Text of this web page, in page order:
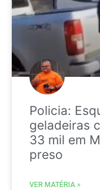
Policia:
geladeiras
33 mil em
preso
VER MATÉRIA »